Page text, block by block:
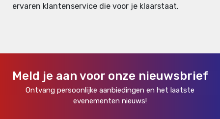
ervaren klantenservice die voor je klaarstaat.
Meld je aan voor onze nieuwsbrief
Ontvang persoonlijke aanbiedingen en het laatste
evenementen nieuws!